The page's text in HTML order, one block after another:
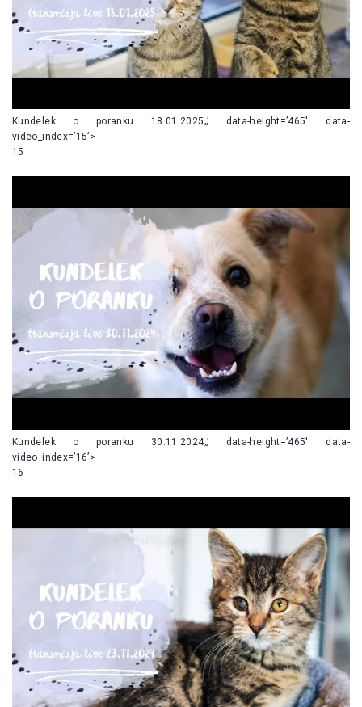
Kundelek o poranku 18.01.2025„’ data-height=’465′ data-
video_index=’15’>
15
Kundelek o poranku 30.11.2024„’ data-height=’465′ data-
video_index=’16’>
16